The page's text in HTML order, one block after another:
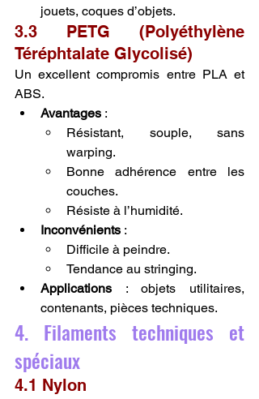
jouets, coques d’objets.
3.3 PETG (Polyéthylène
Téréphtalate Glycolisé)
Un excellent compromis entre PLA et
ABS.
Avantages :
Résistant, souple, sans
warping.
Bonne adhérence entre les
couches.
Résiste à l’humidité.
Inconvénients :
Difficile à peindre.
Tendance au stringing.
Applications : objets utilitaires,
contenants, pièces techniques.
4. Filaments techniques et
spéciaux
4.1 Nylon